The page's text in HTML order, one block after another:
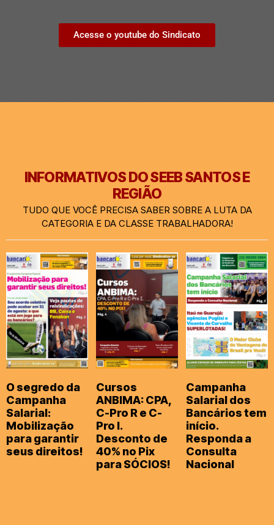
Acesse o youtube do Sindicato
INFORMATIVOS DO SEEB SANTOS E
REGIÃO
TUDO QUE VOCÊ PRECISA SABER SOBRE A LUTA DA
CATEGORIA E DA CLASSE TRABALHADORA!
O segredo da
Campanha
Salarial:
Mobilização
para garantir
seus direitos!
Cursos
ANBIMA: CPA,
C-Pro R e C-
Pro I.
Desconto de
40% no Pix
para SÓCIOS!
Campanha
Salarial dos
Bancários tem
início.
Responda a
Consulta
Nacional